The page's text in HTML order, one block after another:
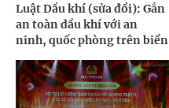
Luật Dầu khí (sửa đổi): Gắn
an toàn dầu khí với an
ninh, quốc phòng trên biển